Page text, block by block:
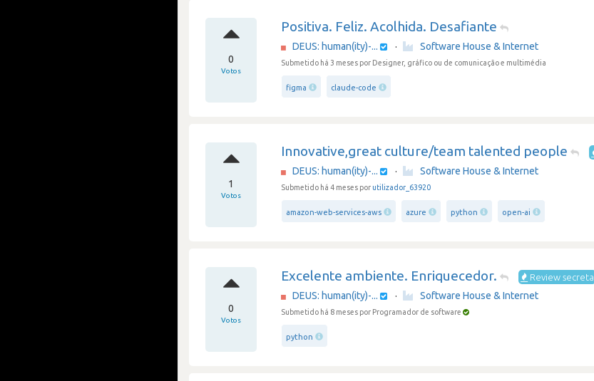
0
Votos
Positiva. Feliz. Acolhida. Desafiante
DEUS: human(ity)-... · Software House & Internet
Submetido há 3 meses por Designer, gráfico ou de comunicação e multimédia
figma claude-code
1
Votos
Innovative,great culture/team talented people
DEUS: human(ity)-... · Software House & Internet
Submetido há 4 meses por utilizador_63920
amazon-web-services-aws azure python open-ai
0
Votos
Excelente ambiente. Enriquecedor. Review secreta
DEUS: human(ity)-... · Software House & Internet
Submetido há 8 meses por Programador de software
python